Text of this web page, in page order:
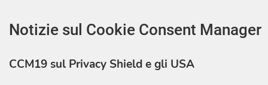
Notizie sul Cookie Consent Manager
CCM19 sul Privacy Shield e gli USA